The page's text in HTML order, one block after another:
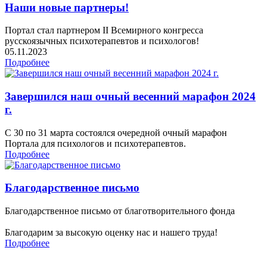
Наши новые партнеры!
Портал стал партнером II Всемирного конгресса
русскоязычных психотерапевтов и психологов!
05.11.2023
Подробнее
Завершился наш очный весенний марафон 2024
г.
С 30 по 31 марта состоялся очередной очный марафон
Портала для психологов и психотерапевтов.
Подробнее
Благодарственное письмо
Благодарственное письмо от благотворительного фонда
Благодарим за высокую оценку нас и нашего труда!
Подробнее